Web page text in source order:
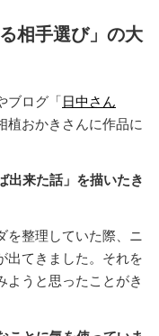
相手選び」の大
ブログ「日中さん
植おかきさんに作品に
出来た話」を描いたき
を整理していた際、ニ
出てきました。それを
ようと思ったことがき